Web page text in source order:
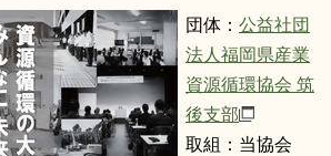
団体： 公益社団
法人福岡県産業
資源循環協会 筑
後支部
取組：当協会